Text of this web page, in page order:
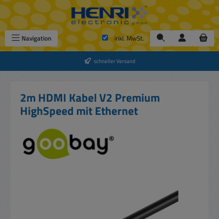
Zum Hauptinhalt springen
Navigation inkl. MwSt.
schneller Versand
2m HDMI Kabel V2 Premium
HighSpeed mit Ethernet